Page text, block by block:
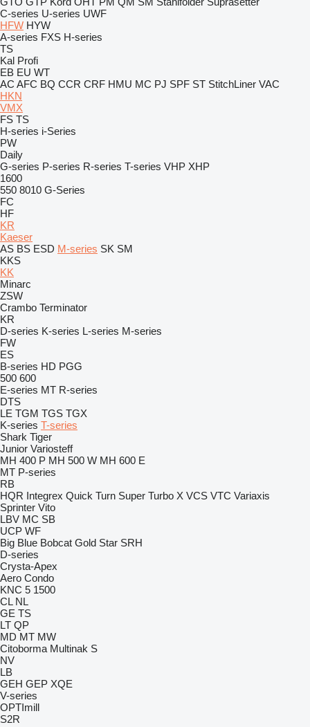
C-series U-series UWF
HFW HYW
A-series FXS H-series
TS
Kal Profi
EB EU WT
AC AFC BQ CCR CRF HMU MC PJ SPF ST StitchLiner VAC
HKN
VMX
FS TS
H-series i-Series
PW
Daily
G-series P-series R-series T-series VHP XHP
1600
550 8010 G-Series
FC
HF
KR
Kaeser
AS BS ESD M-series SK SM
KKS
KK
Minarc
ZSW
Crambo Terminator
KR
D-series K-series L-series M-series
FW
ES
B-series HD PGG
500 600
E-series MT R-series
DTS
LE TGM TGS TGX
K-series T-series
Shark Tiger
Junior Variosteff
MH 400 P MH 500 W MH 600 E
MT P-series
RB
HQR Integrex Quick Turn Super Turbo X VCS VTC Variaxis
Sprinter Vito
LBV MC SB
UCP WF
Big Blue Bobcat Gold Star SRH
D-series
Crysta-Apex
Aero Condo
KNC 5 1500
CL NL
GE TS
LT QP
MD MT MW
Citoborma Multinak S
NV
LB
GEH GEP XQE
V-series
OPTImill
S2R